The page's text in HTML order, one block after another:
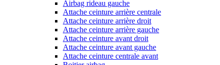
Airbag rideau gauche
Attache ceinture arrière centrale
Attache ceinture arrière droit
Attache ceinture arrière gauche
Attache ceinture avant droit
Attache ceinture avant gauche
Attache ceinture centrale avant